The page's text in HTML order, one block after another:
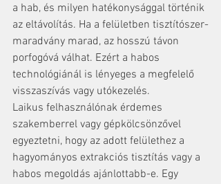
a hab, és milyen hatékonysággal történik
az eltávolítás. Ha a felületben tisztítószer-
maradvány marad, az hosszú távon
porfogóvá válhat. Ezért a habos
technológiánál is lényeges a megfelelő
visszaszívás vagy utókezelés.
Laikus felhasználónak érdemes
szakemberrel vagy gépkölcsönzővel
egyeztetni, hogy az adott felülethez a
hagyományos extrakciós tisztítás vagy a
habos megoldás ajánlottabb-e. Egy